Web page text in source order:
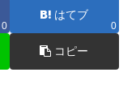
0
はてブ
0
コピー